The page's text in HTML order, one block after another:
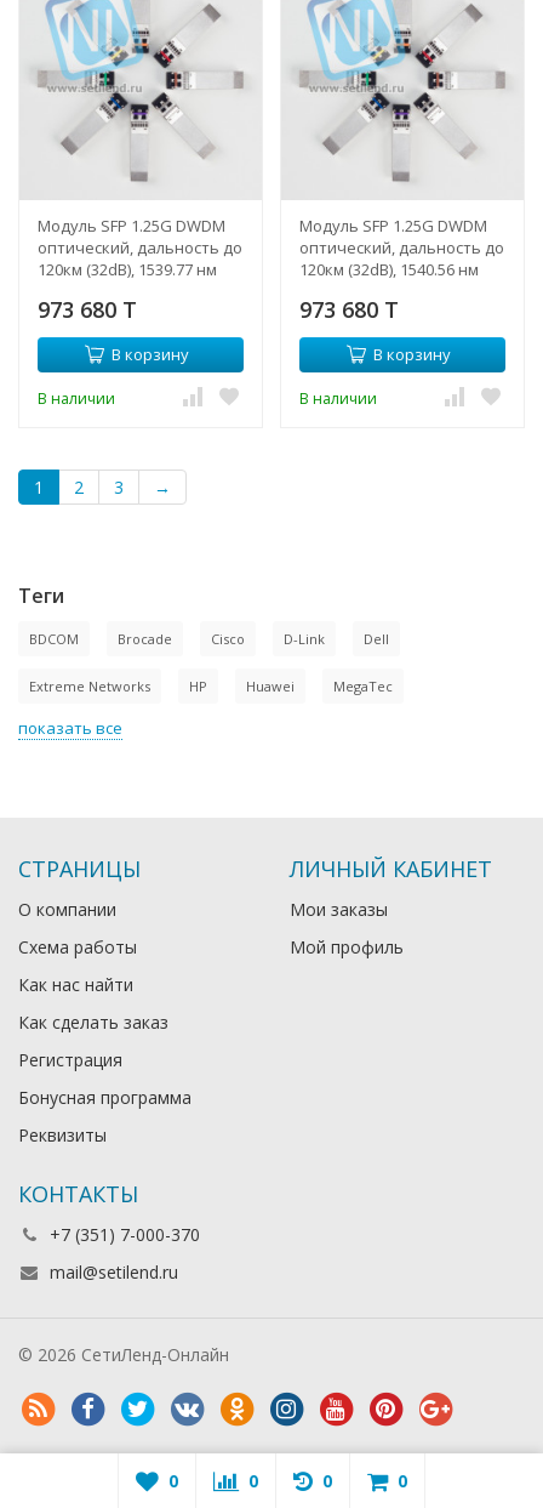
Модуль SFP 1.25G DWDM
оптический, дальность до
120км (32dB), 1539.77 нм
973 680 T
В корзину
В наличии
Модуль SFP 1.25G DWDM
оптический, дальность до
120км (32dB), 1540.56 нм
973 680 T
В корзину
В наличии
1 2 3 →
Теги
BDCOM Brocade Cisco D-Link Dell
Extreme Networks HP Huawei MegaTec
показать все
СТРАНИЦЫ
О компании
Схема работы
Как нас найти
Как сделать заказ
Регистрация
Бонусная программа
Реквизиты
ЛИЧНЫЙ КАБИНЕТ
Мои заказы
Мой профиль
КОНТАКТЫ
+7 (351) 7-000-370
mail@setilend.ru
© 2026 СетиЛенд-Онлайн
0 0 0 0